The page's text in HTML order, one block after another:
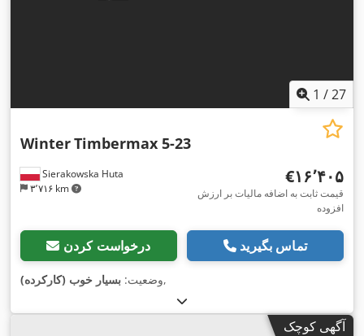
1 /27
Sierakowska Huta
۳٬۷۱۶ km
WinterTimbermax 5-23
‎€۱۶٬۴۰۵
قیمت ثابت به اضافه مالیات بر ارزش
افزوده
درخواست کردن تماس بگیرید
وضعیت: بسیار خوب (کارکرده) ,
آگهی کوچک